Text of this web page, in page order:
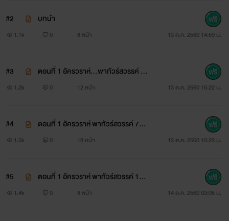
พระเอก>>>
นักธุรกิจหนุ่มวัย
30 ปี เลือดร้อนหัวใจเพลิง บ้าบิ่น มุทะลุ กล้าได้กล้าเสีย และที่
ขั้ว เลวที่สุดในสามโลก ทว่าความเลวก็ไม่ได้บั่นทอนให้ความ
หล่อคมเข้มลดลงแม้แต่น้อย เพราะซาตานตนนี้มีหน้าตาเป็น
นางเอก >>>ทิชารีย์ อัครวราห์ (ทิชา)
แฟนเก่าของภีมวัจน์
#2 บทนำ
1.1k 0 8 หน้า 13 ต.ค. 2560 14:59 น.
#3
ตอนที่ 1 อัครวราห์…พาทัวร์สวรรค์ 5
0%
1.2k 0 12 หน้า 13 ต.ค. 2560 15:22 น.
#4
ตอนที่ 1 อัครวราห์ พาทัวร์สวรรค์ 7
5% ​
1.5k 0 18 หน้า 13 ต.ค. 2560 15:23 น.
#5
ตอนที่ 1 อัครวราห์ พาทัวร์สวรรค์ 10
0% ​
1.4k 0 8 หน้า 14 ต.ค. 2560 03:05 น.